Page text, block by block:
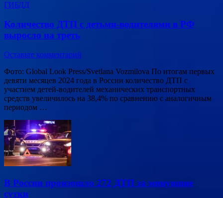
ГИБДД
Количество ДТП с детьми-водителями в РФ
выросло на треть
Оставьте комментарий
Фото: Global Look Press/Svetlana Vozmilova По итогам первых
девяти месяцев 2024 года в России количество ДТП с
участием детей-водителей механических транспортных
средств увеличилось на 38,4% по сравнению с аналогичным
периодом …
В России произошло 272 ДТП за минувшие
сутки